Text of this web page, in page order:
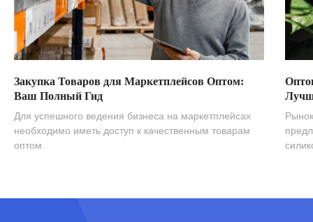
Закупка Товаров для Маркетплейсов Оптом:
Ваш Полный Гид
Для успешного ведения бизнеса на маркетплейсах
необходимо иметь доступ к качественным товарам
оптом.